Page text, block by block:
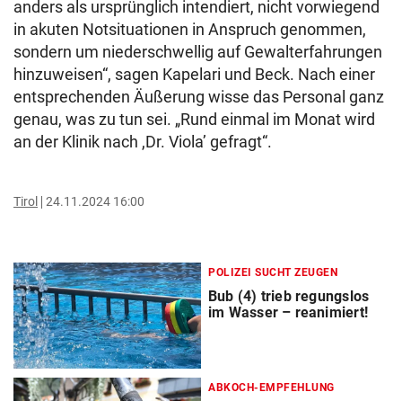
anders als ursprünglich intendiert, nicht vorwiegend
in akuten Notsituationen in Anspruch genommen,
sondern um niederschwellig auf Gewalterfahrungen
hinzuweisen“, sagen Kapelari und Beck. Nach einer
entsprechenden Äußerung wisse das Personal ganz
genau, was zu tun sei. „Rund einmal im Monat wird
an der Klinik nach ,Dr. Viola’ gefragt“.
Tirol 24.11.2024 16:00
POLIZEI SUCHT ZEUGEN
Bub (4) trieb regungslos
im Wasser – reanimiert!
ABKOCH-EMPFEHLUNG